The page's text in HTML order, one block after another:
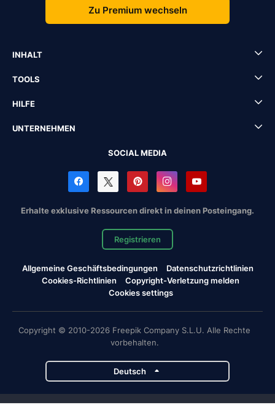
Zu Premium wechseln
INHALT
TOOLS
HILFE
UNTERNEHMEN
SOCIAL MEDIA
Erhalte exklusive Ressourcen direkt in deinen Posteingang.
Registrieren
Allgemeine Geschäftsbedingungen
Datenschutzrichtlinien
Cookies-Richtlinien
Copyright-Verletzung melden
Cookies settings
Copyright © 2010-2026 Freepik Company S.L.U. Alle Rechte
vorbehalten.
Deutsch